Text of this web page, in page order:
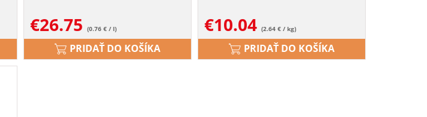
€26.75 (0.76 € / l)
PRIDAŤ DO KOŠÍKA
€10.04 (2.64 € / kg)
PRIDAŤ DO KOŠÍKA